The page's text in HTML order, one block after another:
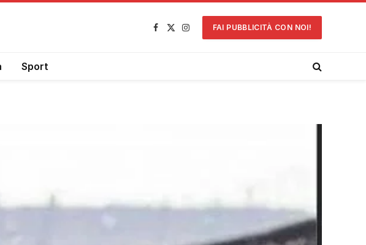
Facebook
X
Instagram
FAI PUBBLICITÀ CON NOI!
Sport